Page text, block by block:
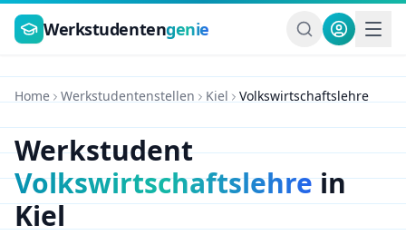
Zum Hauptinhalt springen
Werkstudentengenie
Home Werkstudentenstellen Kiel Volkswirtschaftslehre
Werkstudent
Volkswirtschaftslehrein
Kiel